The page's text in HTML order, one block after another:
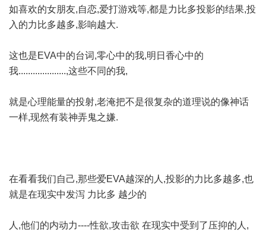
如喜欢的女朋友,自恋,爱打游戏等,都是力比多投影的结果,投
入的力比多越多,影响越大.
这也是EVA中的台词,零心中的我,明日香心中的
我....................,这些不同的我,
就是心理能量的投射,老淹把不是很复杂的道理说的像神话
一样,现然有装神弄鬼之嫌.
在看看我们自己,那些爱EVA越深的人,投影的力比多越多,也
就是在现实中发泻 力比多 越少的
人,他们的内动力----性欲,攻击欲 在现实中受到了压抑的人,